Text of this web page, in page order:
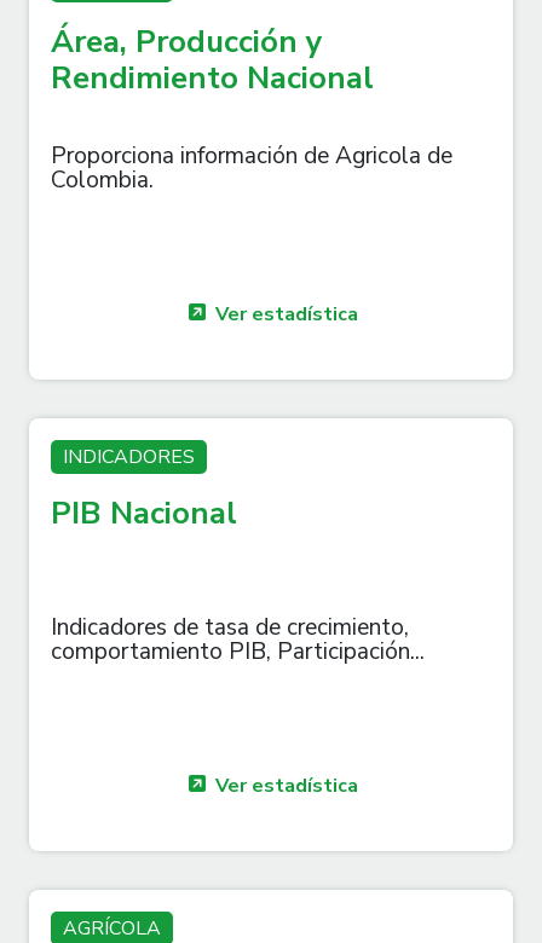
Área, Producción y
Rendimiento Nacional
Proporciona información de Agricola de
Colombia.
Ver estadística
INDICADORES
PIB Nacional
Indicadores de tasa de crecimiento,
comportamiento PIB, Participación...
Ver estadística
AGRÍCOLA